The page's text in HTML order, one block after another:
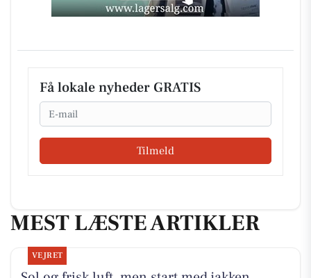
Få lokale nyheder GRATIS
Email
Tilmeld
MEST LÆSTE ARTIKLER
VEJRET